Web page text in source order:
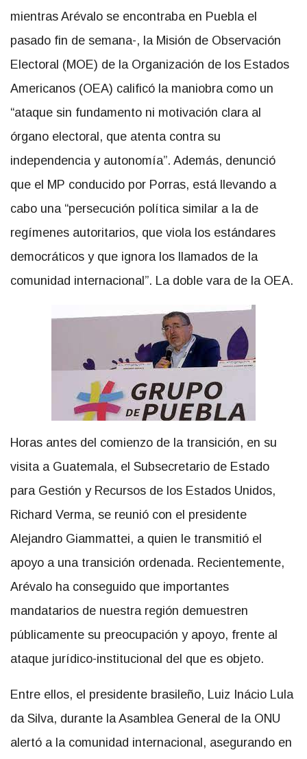
mientras Arévalo se encontraba en Puebla el
pasado fin de semana-, la Misión de Observación
Electoral (MOE) de la Organización de los Estados
Americanos (OEA) calificó la maniobra como un
“ataque sin fundamento ni motivación clara al
órgano electoral, que atenta contra su
independencia y autonomía”. Además, denunció
que el MP conducido por Porras, está llevando a
cabo una “persecución política similar a la de
regímenes autoritarios, que viola los estándares
democráticos y que ignora los llamados de la
comunidad internacional”. La doble vara de la OEA.
Horas antes del comienzo de la transición, en su
visita a Guatemala, el Subsecretario de Estado
para Gestión y Recursos de los Estados Unidos,
Richard Verma, se reunió con el presidente
Alejandro Giammattei, a quien le transmitió el
apoyo a una transición ordenada. Recientemente,
Arévalo ha conseguido que importantes
mandatarios de nuestra región demuestren
públicamente su preocupación y apoyo, frente al
ataque jurídico-institucional del que es objeto.
Entre ellos, el presidente brasileño, Luiz Inácio Lula
da Silva, durante la Asamblea General de la ONU
alertó a la comunidad internacional, asegurando en